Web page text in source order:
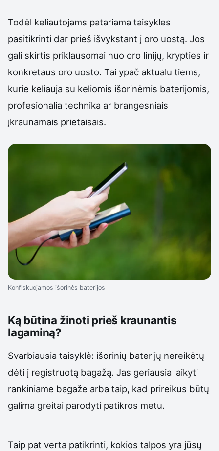
Todėl keliautojams patariama taisykles
pasitikrinti dar prieš išvykstant į oro uostą. Jos
gali skirtis priklausomai nuo oro linijų, krypties ir
konkretaus oro uosto. Tai ypač aktualu tiems,
kurie keliauja su keliomis išorinėmis baterijomis,
profesionalia technika ar brangesniais
įkraunamais prietaisais.
Konfiskuojamos išorinės baterijos
Ką būtina žinoti prieš kraunantis
lagaminą?
Svarbiausia taisyklė: išorinių baterijų nereikėtų
dėti į registruotą bagažą. Jas geriausia laikyti
rankiniame bagaže arba taip, kad prireikus būtų
galima greitai parodyti patikros metu.
Taip pat verta patikrinti, kokios talpos yra jūsų